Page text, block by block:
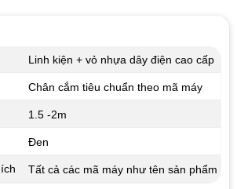
Linh kiện + vỏ nhựa dây điện cao cấp
Chân cắm tiêu chuẩn theo mã máy
1.5 -2m
Đen
Tất cả các mã máy như tên sản phẩm